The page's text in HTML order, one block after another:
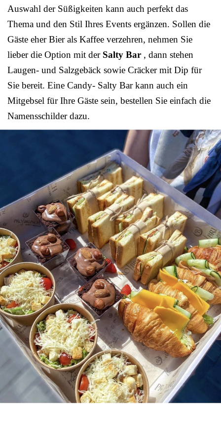
Auswahl der Süßigkeiten kann auch perfekt das
Thema und den Stil Ihres Events ergänzen. Sollen die
Gäste eher Bier als Kaffee verzehren, nehmen Sie
lieber die Option mit derSalty Bar , dann stehen
Laugen- und Salzgebäck sowie Cräcker mit Dip für
Sie bereit. Eine Candy- Salty Bar kann auch ein
Mitgebsel für Ihre Gäste sein, bestellen Sie einfach die
Namensschilder dazu.